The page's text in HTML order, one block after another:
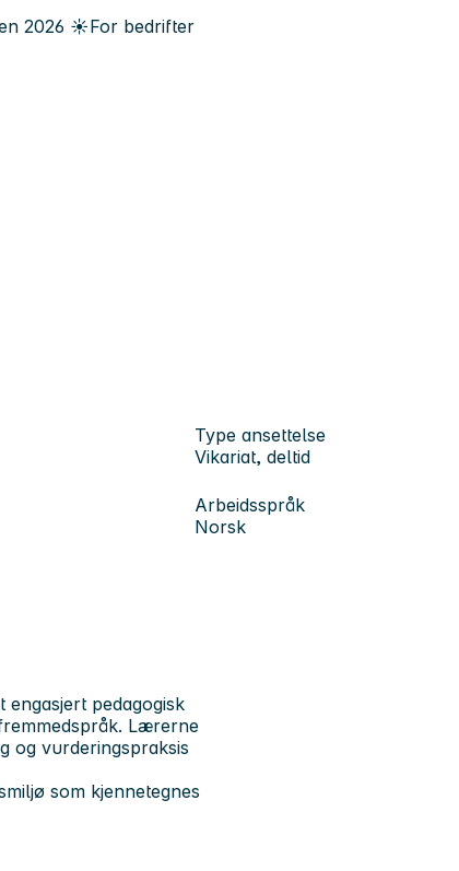
2026 ☀️For bedrifter
Type ansettelse
Vikariat, deltid
Arbeidsspråk
Norsk
pedagogisk
Lærerne
og vurderingspraksis
som kjennetegnes